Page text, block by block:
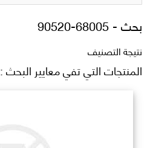
بحث -90520-68005
نتيجة التصنيف
المنتجات التي تفي معايير البحث : 90520 68005